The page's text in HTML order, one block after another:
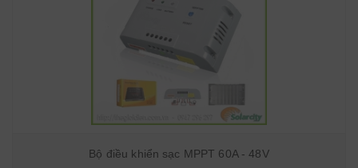
Bộ điều khiển sạc MPPT 60A - 48V